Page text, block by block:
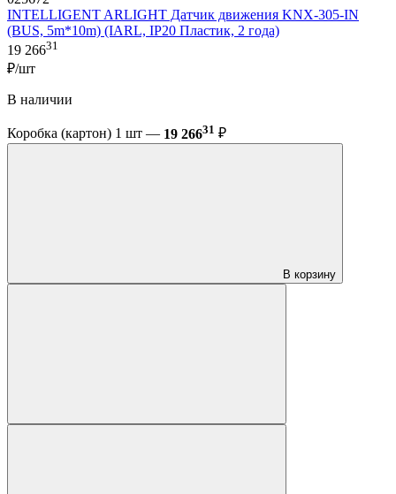
INTELLIGENT ARLIGHT Датчик движения KNX-305-IN
(BUS, 5m*10m) (IARL, IP20 Пластик, 2 года)
19 26631
₽/шт
В наличии
Коробка (картон) 1 шт — 19 26631 ₽
В корзину